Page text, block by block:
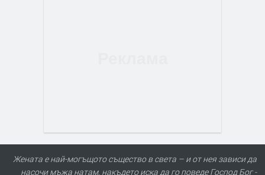
Жената е най-могъщото същество в света – и от нея зависи да
насочи мъжа натам, накъдето иска да го поведе Господ Бог -